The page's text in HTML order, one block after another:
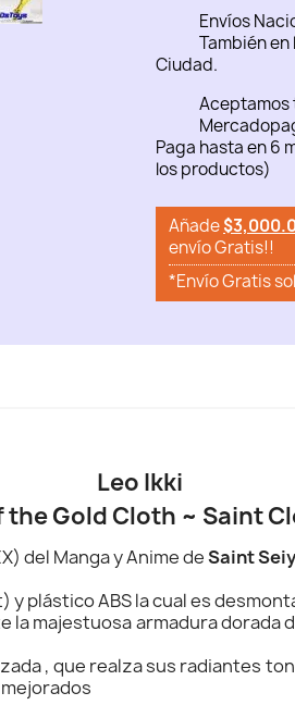
Envíos
También en
Ciudad.
Aceptamos
Paga hasta en 6
los productos)
Añade
envío Gratis!!
*Envío Gratis
Leo Ikki
Gold Cloth ~ Saint
del Manga y Anime deSaint
plástico ABS la cual es
la majestuosa armadura dorada
, que realza sus radiantes